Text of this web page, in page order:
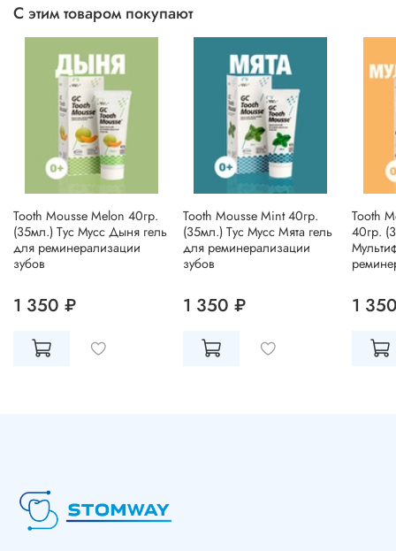
С этим товаром покупают
Tooth Mousse Melon 40гр.
(35мл.) Тус Мусс Дыня гель
для реминерализации
зубов
1 350 ₽
Tooth Mousse Mint 40гр.
(35мл.) Тус Мусс Мята гель
для реминерализации
зубов
1 350 ₽
Tooth
40гр.
1